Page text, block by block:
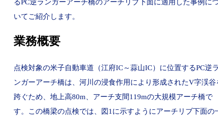
るPC逆ランガーアーチ橋のアーチリブ下面に適用した事例に
いてご紹介します。
業務概要
点検対象の米子自動車道（江府IC～蒜山IC）に位置するPC逆
ンガーアーチ橋は、河川の浸食作用により形成されたV字渓谷
跨ぐため、地上高80m、アーチ支間119mの大規模アーチ橋で
す。この橋梁の点検では、図1に示すようにアーチリブ下面の